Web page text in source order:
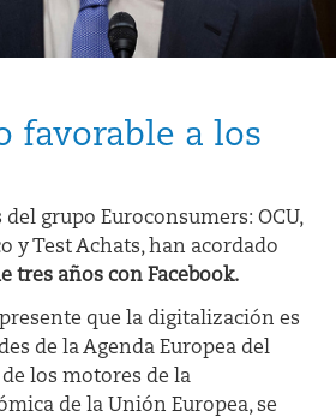
favorable a los
grupo Euroconsumers: OCU,
y Test Achats, han acordado
tres años con Facebook.
que la digitalización es
de la Agenda Europea del
los motores de la
de la Unión Europea, se